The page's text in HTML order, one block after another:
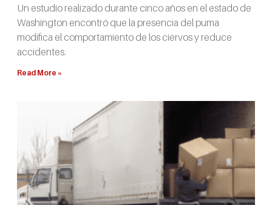
Un estudio realizado durante cinco años en el estado de
Washington encontró que la presencia del puma
modifica el comportamiento de los ciervos y reduce
accidentes.
Read More »